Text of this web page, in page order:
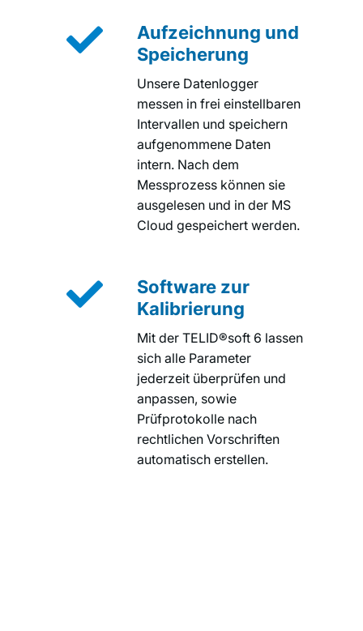

Aufzeichnung und
Speicherung
Unsere Datenlogger
messen in frei einstellbaren
Intervallen und speichern
aufgenommene Daten
intern. Nach dem
Messprozess können sie
ausgelesen und in der MS
Cloud gespeichert werden.

Software zur
Kalibrierung
Mit der TELID®soft 6 lassen
sich alle Parameter
jederzeit überprüfen und
anpassen, sowie
Prüfprotokolle nach
rechtlichen Vorschriften
automatisch erstellen.